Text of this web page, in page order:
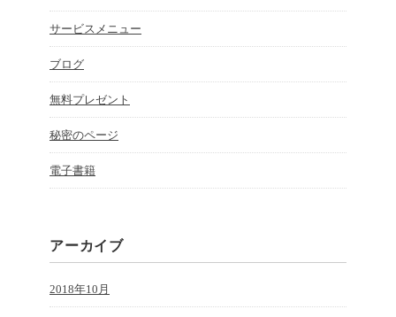
サービスメニュー
ブログ
無料プレゼント
秘密のページ
電子書籍
アーカイブ
2018年10月